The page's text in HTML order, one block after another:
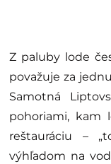
Z paluby lode
považuje za
Samotná
pohoriami, kam
reštauráciu –
výhľadom na